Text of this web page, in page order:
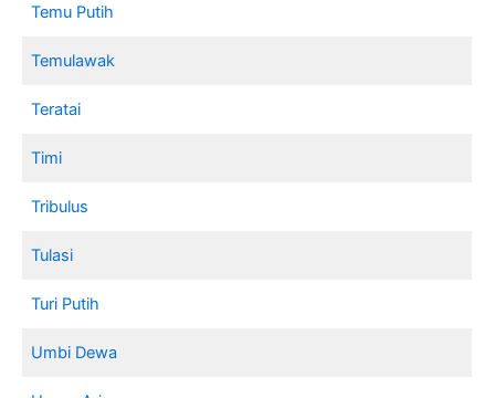
Temu Putih
Temulawak
Teratai
Timi
Tribulus
Tulasi
Turi Putih
Umbi Dewa